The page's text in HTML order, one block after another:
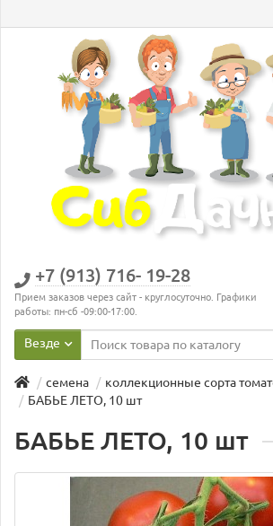
+7 (913) 716- 19-28
Прием заказов через сайт - круглосуточно. Графики
работы: пн-сб -09:00-17:00.
Везде
семена
коллекционные сорта
БАБЬЕ ЛЕТО, 10 шт
БАБЬЕ ЛЕТО, 10 шт